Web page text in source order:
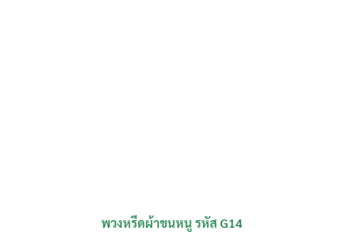
พวงหรีดผ้าขนหนู รหัส G14